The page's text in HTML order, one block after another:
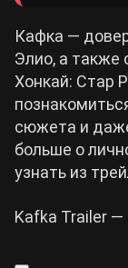
Все игры
Кафка —
Элио, а также
Хонкай: Стар
сюжета и
больше о
узнать из
Kafka Trailer —